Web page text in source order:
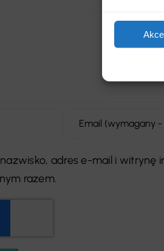
adres e-mail i
razem.